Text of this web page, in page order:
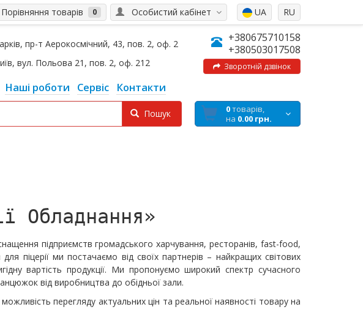
Особистий кабінет RU
UA
Порівняння товарів 0
пр-т Аерокосмічний, 43, пов. 2, оф. 2
вул. Польова 21, пов. 2, оф. 212
+380675710158
+380503017508
Зворотній дзвінок
Наші роботи Сервіс Контакти
Пошук 0товарів,
на 0.00 грн.
Обладнання»
підприємств громадського харчування, ресторанів, fast-food,
піцерії ми постачаємо від своїх партнерів – найкращих світових
вартість продукції. Ми пропонуємо широкий спектр сучасного
від виробництва до обідньої зали.
перегляду актуальних цін та реальної наявності товару на